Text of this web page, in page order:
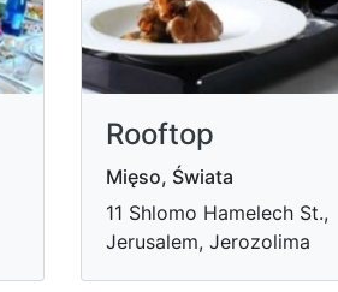
Rooftop
Mięso, Świata
11 Shlomo Hamelech St.,
Jerusalem, Jerozolima